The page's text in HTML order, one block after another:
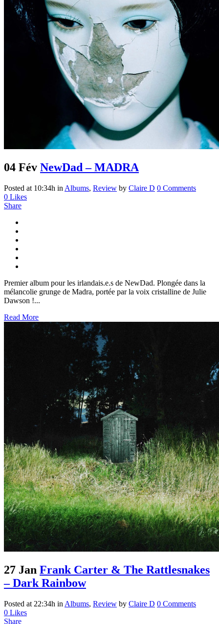
04 Fév NewDad – MADRA
Posted at 10:34h in Albums, Review by Claire D 0 Comments
0 Likes
Share
Premier album pour les irlandais.e.s de NewDad. Plongée dans la
mélancolie grunge de Madra, portée par la voix cristalline de Julie
Dawson !...
Read More
27 Jan Frank Carter & The Rattlesnakes
– Dark Rainbow
Posted at 22:34h in Albums, Review by Claire D 0 Comments
0 Likes
Share